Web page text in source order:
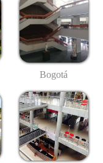
Bogotá